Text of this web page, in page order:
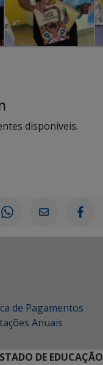
disponíveis.
de Pagamentos
Anuais
DE EDUCAÇÃO